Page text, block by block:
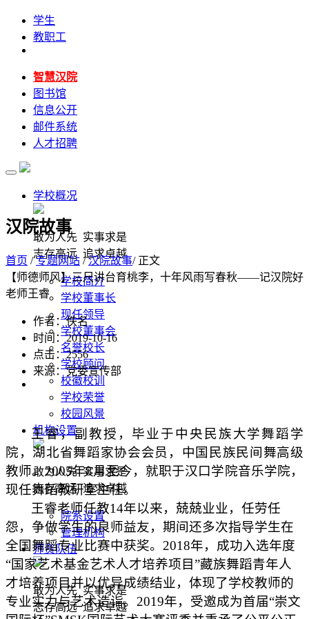
学生
教职工
智慧汉院
图书馆
信息公开
邮件系统
人才招聘
学校概况
敢为人先 实事求是
志存高远 追求卓越
学校简介
学校董事长
现任领导
学校董事会
名誉校长
学校顾问
校徽校训
学校荣誉
校园风景
机构设置
敢为人先 实事求是
志存高远 追求卓越
院系设置
管理机构
师资队伍
敢为人先 实事求是
志存高远 追求卓越
汉院故事
首页 /专题网站 /汉院故事/ 正文
【师德师风】三尺讲台育桃李，十年风雨写春秋——记汉院好
老师王睿
作者：佚名
时间：2019-10-16
点击：2556
来源：党委宣传部
王睿，副教授，毕业于中央民族大学舞蹈学
院，湖北省舞蹈家协会会员，中国民族民间舞高级
教师。2005年8月至今，就职于汉口学院音乐学院，
现任舞蹈教研室主任。
王睿老师任教14年以来， 兢兢业业，任劳任
怨，争做学生的良师益友， 期间还多次指导学生在
全国舞蹈专业比赛中获奖。 2018年，成功入选年度
“国家艺术基金艺术人才培养项目”藏族舞蹈青年人
才培养项目并以优异成绩结业，体现了学校教师的
专业实力与艺术造诣。2019年，受邀成为首届“崇文